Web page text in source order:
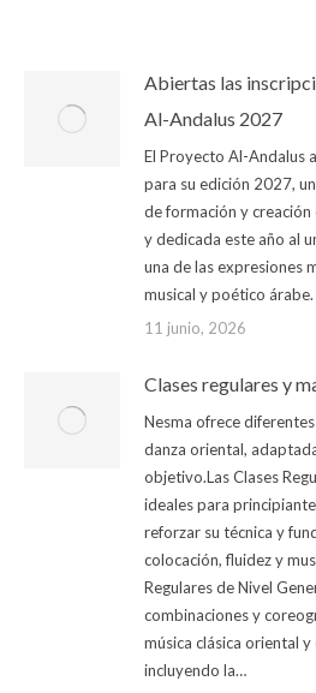
Abiertas las
Al-Andalus 2027
El Proyecto Al-Andalus
para su edición 2027,
de formación y creación
y dedicada este año al
una de las expresiones
musical y poético árabe.
11 junio, 2026
Clases regulares y
Nesma ofrece
danza oriental,
objetivo.Las Clases
ideales para
reforzar su técnica y
colocación, fluidez y
Regulares de Nivel
combinaciones y
música clásica oriental y
incluyendo la…